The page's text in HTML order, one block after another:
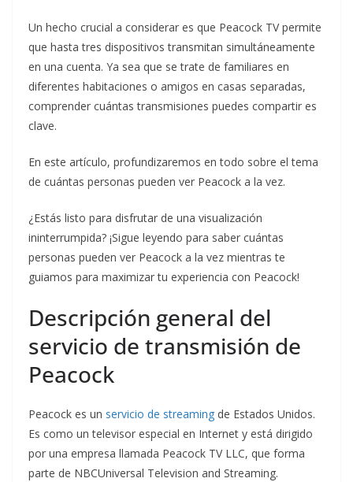
Un hecho crucial a considerar es que Peacock TV permite
que hasta tres dispositivos transmitan simultáneamente
en una cuenta. Ya sea que se trate de familiares en
diferentes habitaciones o amigos en casas separadas,
comprender cuántas transmisiones puedes compartir es
clave.
En este artículo, profundizaremos en todo sobre el tema
de cuántas personas pueden ver Peacock a la vez.
¿Estás listo para disfrutar de una visualización
ininterrumpida? ¡Sigue leyendo para saber cuántas
personas pueden ver Peacock a la vez mientras te
guiamos para maximizar tu experiencia con Peacock!
Descripción general del
servicio de transmisión de
Peacock
Peacock es un servicio de streaming de Estados Unidos.
Es como un televisor especial en Internet y está dirigido
por una empresa llamada Peacock TV LLC, que forma
parte de NBCUniversal Television and Streaming.